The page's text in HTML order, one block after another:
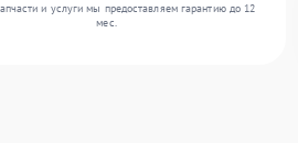
и услуги мы предоставляем гарантию до 12
мес.